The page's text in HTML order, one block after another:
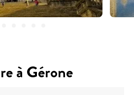
à Gérone